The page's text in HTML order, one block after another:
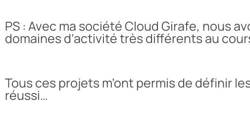
PS : Avec ma société Cloud Girafe, nous
domaines d’activité très différents au
Tous ces projets m’ont permis de définir
réussi…